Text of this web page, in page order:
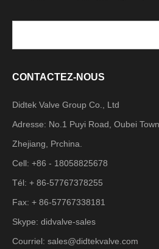
CONTACTEZ-NOUS
Didtek Valve Group Co., Ltd
Adresse: No.1 Puyi Road, Oubei
Zhejiang, Prchina.
Cell: +86 - 18058825678
Tél: + 86-57767378255
Fax: + 86-57767338181
Skype: didvalve-sales
Courriel: sales@didtekvalve.com